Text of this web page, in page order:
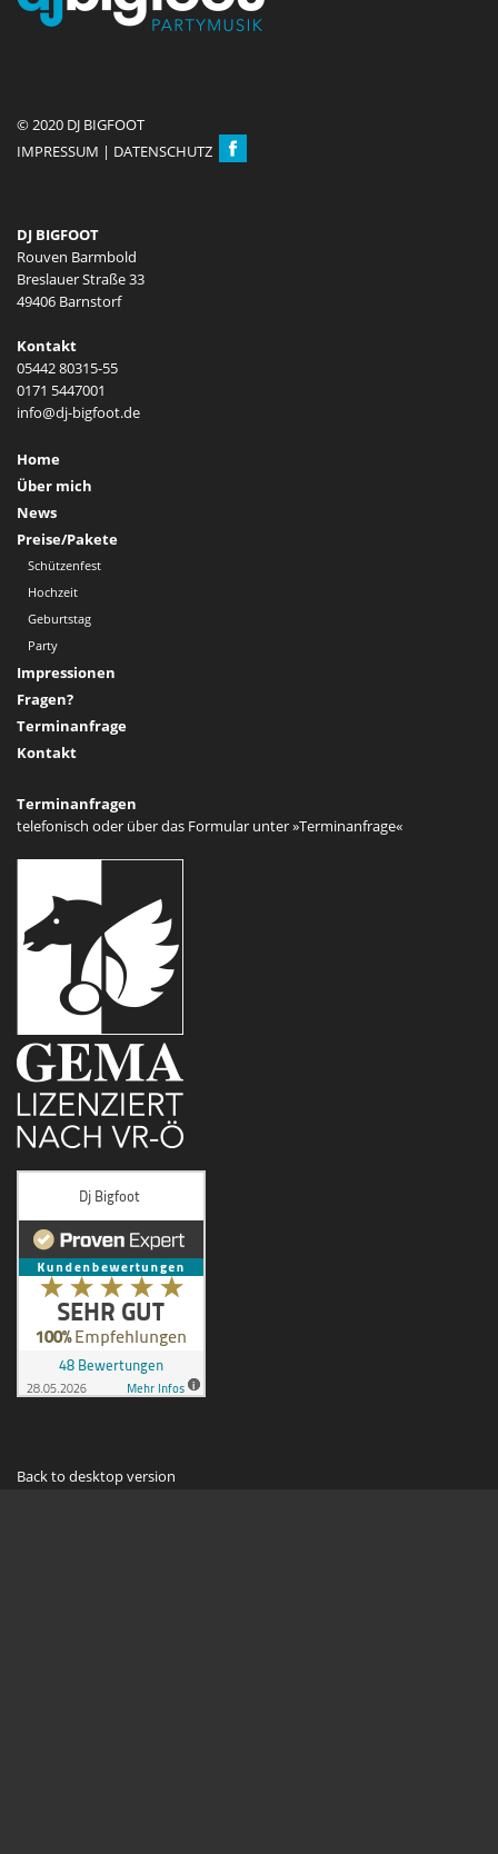
© 2020 DJ BIGFOOT
IMPRESSUM | DATENSCHUTZ
DJ BIGFOOT
Rouven Barmbold
Breslauer Straße 33
49406 Barnstorf
Kontakt
05442 80315-55
0171 5447001
Home
Über mich
News
Preise/Pakete
Schützenfest
Hochzeit
Geburtstag
Party
Impressionen
Fragen?
Terminanfrage
Kontakt
Terminanfragen
telefonisch oder über das Formular unter»Terminanfrage«
Back to desktop version